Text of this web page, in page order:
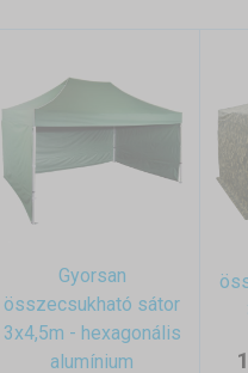
Gyorsan
összecsukható sátor
3x4,5m - hexagonális
alumínium